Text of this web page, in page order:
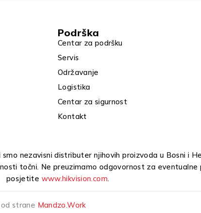
Podrška
Centar za podršku
Servis
Održavanje
Logistika
Centar za sigurnost
Kontakt
nezavisni distributer njihovih proizvoda u Bosni i
točni. Ne preuzimamo odgovornost za eventualne
posjetite www.hikvision.com.
strane Mandzo.Work